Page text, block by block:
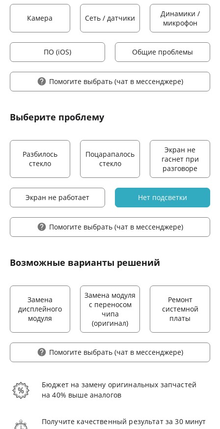
Камера Сеть / датчики
Динамики /
микрофон
ПО (iOS) Общие проблемы
Помогите выбрать (чат в мессенджере)
Выберите проблему
Разбилось
стекло
Поцарапалось
стекло
Экран не
гаснет при
разговоре
Экран не работает Нет подсветки
Помогите выбрать (чат в мессенджере)
Возможные варианты решений
Замена
дисплейного
модуля
Замена модуля
с переносом
чипа
(оригинал)
Ремонт
системной
платы
Помогите выбрать (чат в мессенджере)
Бюджет на замену оригинальных запчастей
на 40% выше аналогов
Получите качественный результат за 30 минут